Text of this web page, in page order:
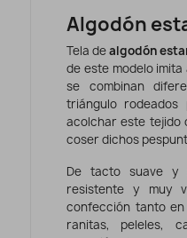
Algodón
Tela dealgodón
de este modelo
se combinan
triángulo
acolchar este tejido
coser dichos
De tacto suave y
resistente y muy
confección tanto
ranitas, peleles,